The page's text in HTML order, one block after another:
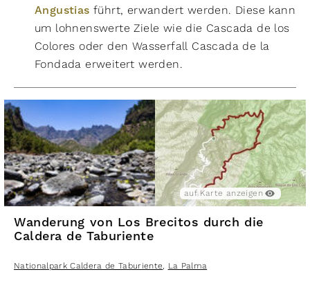
Angustias führt, erwandert werden. Diese kann
um lohnenswerte Ziele wie die Cascada de los
Colores oder den Wasserfall Cascada de la
Fondada erweitert werden.
Rundwanderung La Cumbrecita
Nationalpark Caldera de Taburiente
La Palma
—
auf Karte anzeigen auf Karte ausblenden
auf Karte anzeigen
Wanderung von Los Brecitos durch die
Caldera de Taburiente
Nationalpark Caldera de Taburiente, La Palma